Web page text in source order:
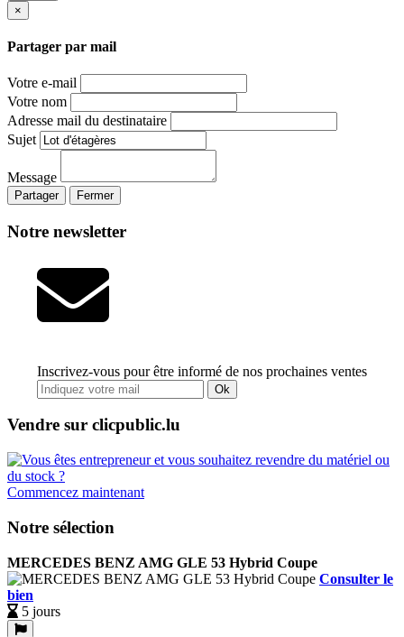
×
Partager par mail
Votre e-mail
Votre nom
Adresse mail du destinataire
Sujet
Message
Partager Fermer
Notre newsletter
Inscrivez-vous pour être informé de nos prochaines ventes
Ok
Vendre sur clicpublic.lu
Commencez maintenant
Notre sélection
MERCEDES BENZ AMG GLE 53 Hybrid Coupe
Consulter le
bien
5 jours